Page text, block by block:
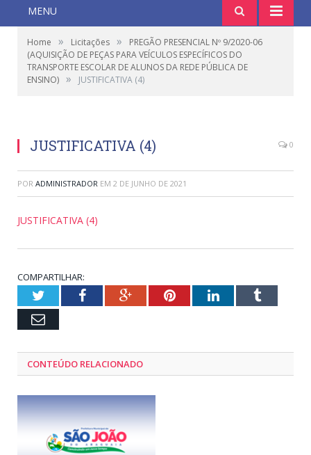
MENU
Home » Licitações »
PREGÃO PRESENCIAL Nº 9/2020-06
(AQUISIÇÃO DE PEÇAS PARA VEÍCULOS ESPECÍFICOS DO
TRANSPORTE ESCOLAR DE ALUNOS DA REDE PÚBLICA DE
ENSINO) » JUSTIFICATIVA (4)
JUSTIFICATIVA (4) 0
POR ADMINISTRADOR EM 2 DE JUNHO DE 2021
JUSTIFICATIVA (4)
COMPARTILHAR:
TwitterFacebookGoogle+PinterestLinkedInTumblr
Email
CONTEÚDO RELACIONADO